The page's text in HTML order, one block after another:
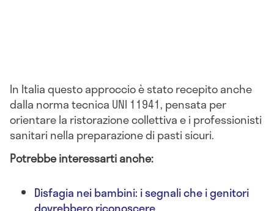
In Italia questo approccio è stato recepito anche
dalla norma tecnica UNI 11941, pensata per
orientare la ristorazione collettiva e i professionisti
sanitari nella preparazione di pasti sicuri.
Potrebbe interessarti anche:
Disfagia nei bambini: i segnali che i genitori